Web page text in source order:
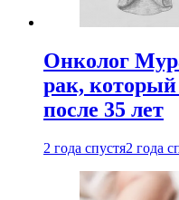
Онколог
рак,
после 35 лет
2 года спустя2 года